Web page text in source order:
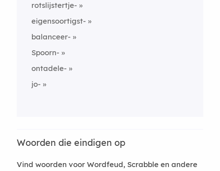
rotslijstertje-
eigensoortigst-
balanceer-
Spoorn-
ontadele-
jo-
Woorden die eindigen op
Vind woorden voor Wordfeud, Scrabble en andere